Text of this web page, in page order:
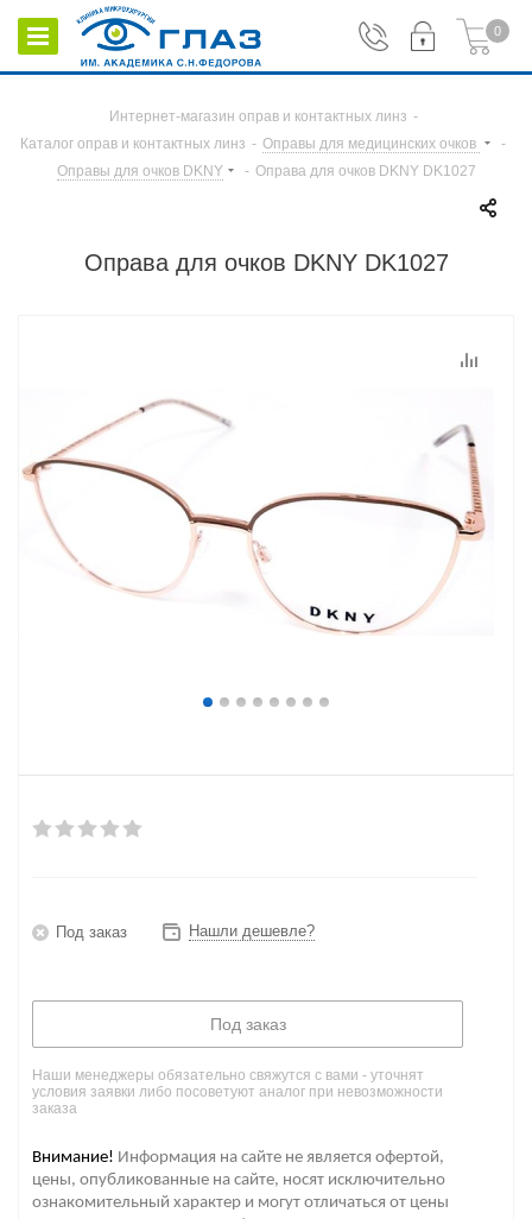
0
Интернет-магазин оправ и контактных линз -
Каталог оправ и контактных линз - Оправы для медицинских очков
-
Оправы для очков DKNY
- Оправа для очков DKNY DK1027
Оправа для очков DKNY DK1027
Под заказ Нашли дешевле?
Под заказ
Наши менеджеры обязательно свяжутся с вами - уточнят
условия заявки либо посоветуют аналог при невозможности
заказа
Внимание! Информация на сайте не является офертой,
цены, опубликованные на сайте, носят исключительно
ознакомительный характер и могут отличаться от цены